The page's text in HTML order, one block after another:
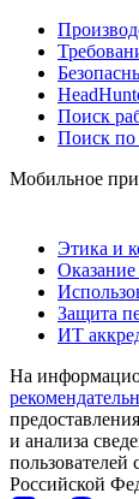
Поиск
Поиск по
Мобильное
Этика и
Оказание
Защита
ИТ
На
и анализа
пользователей
Российской